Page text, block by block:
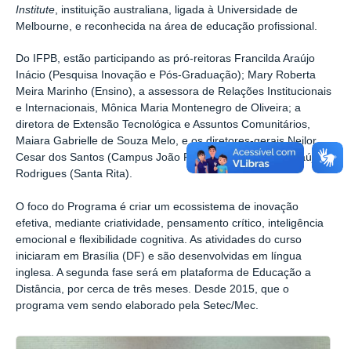
Institute , instituição australiana, ligada à Universidade de
Melbourne, e reconhecida na área de educação profissional.
Do IFPB, estão participando as pró-reitoras Francilda Araújo
Inácio (Pesquisa Inovação e Pós-Graduação); Mary Roberta
Meira Marinho (Ensino), a assessora de Relações Institucionais
e Internacionais, Mônica Maria Montenegro de Oliveira; a
diretora de Extensão Tecnológica e Assuntos Comunitários,
Maiara Gabrielle de Souza Melo, e os diretores-gerais Neilor
Cesar dos Santos (Campus João Pessoa) e Sabiniano Araújo
Rodrigues (Santa Rita).
O foco do Programa é criar um ecossistema de inovação
efetiva, mediante criatividade, pensamento crítico, inteligência
emocional e flexibilidade cognitiva. As atividades do curso
iniciaram em Brasília (DF) e são desenvolvidas em língua
inglesa. A segunda fase será em plataforma de Educação a
Distância, por cerca de três meses. Desde 2015, que o
programa vem sendo elaborado pela Setec/Mec.